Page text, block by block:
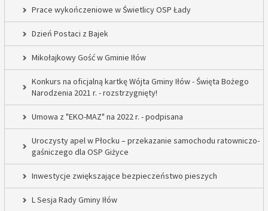
Prace wykończeniowe w Świetlicy OSP Łady
Dzień Postaci z Bajek
Mikołajkowy Gość w Gminie Iłów
Konkurs na oficjalną kartkę Wójta Gminy Iłów - Święta Bożego
Narodzenia 2021 r. - rozstrzygnięty!
Umowa z "EKO-MAZ" na 2022 r. - podpisana
Uroczysty apel w Płocku – przekazanie samochodu ratowniczo-
gaśniczego dla OSP Giżyce
Inwestycje zwiększające bezpieczeństwo pieszych
L Sesja Rady Gminy Iłów